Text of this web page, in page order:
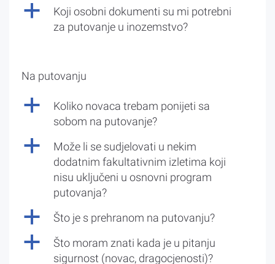
a
Koji osobni dokumenti su mi potrebni
za putovanje u inozemstvo?
Na putovanju
a
Koliko novaca trebam ponijeti sa
sobom na putovanje?
a
Može li se sudjelovati u nekim
dodatnim fakultativnim izletima koji
nisu uključeni u osnovni program
putovanja?
a Što je s prehranom na putovanju?
a
Što moram znati kada je u pitanju
sigurnost (novac, dragocjenosti)?